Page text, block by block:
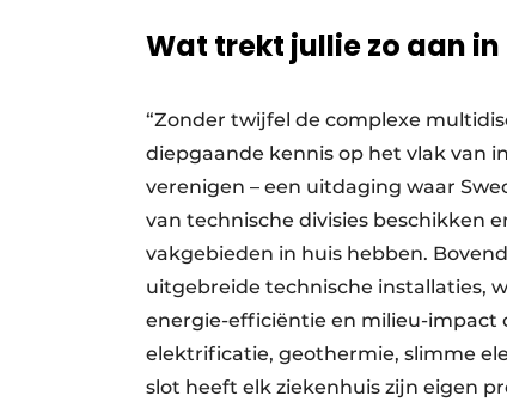
Wat trekt jullie zo aan
“Zonder twijfel de complexe
diepgaande kennis op het vlak van
verenigen – een uitdaging waar
van technische divisies beschikken
vakgebieden in huis hebben.
uitgebreide technische installaties,
energie-efficiëntie en milieu-impact
elektrificatie, geothermie, slimme
slot heeft elk ziekenhuis zijn eigen